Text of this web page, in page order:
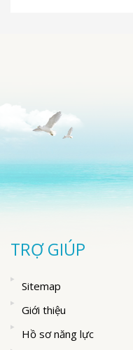
TRỢ GIÚP
Sitemap
Giới thiệu
Hồ sơ năng lực